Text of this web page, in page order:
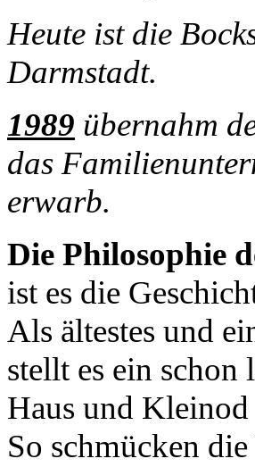
Heute ist die
Darmstadt.
1989 übernahm
das
erwarb.
Die Philosophie
ist es die
Als ältestes und
stellt es ein schon
Haus und Kleinod
So schmücken